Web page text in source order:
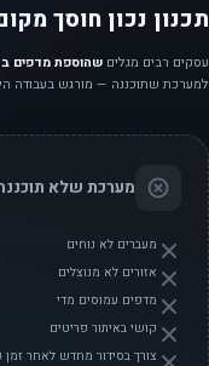
תכנון נכון חוסך
עסקים רבים מגלים שהוספת מדפים
למערכת שתוכננה — מורגש בעבודה
מערכת שלא תוכננה
מעברים לא נוחים
אזורים לא מנוצלים
מדפים עמוסים מדי
קושי באיתור פריטים
צורך בסידור מחדש לאחר זמן